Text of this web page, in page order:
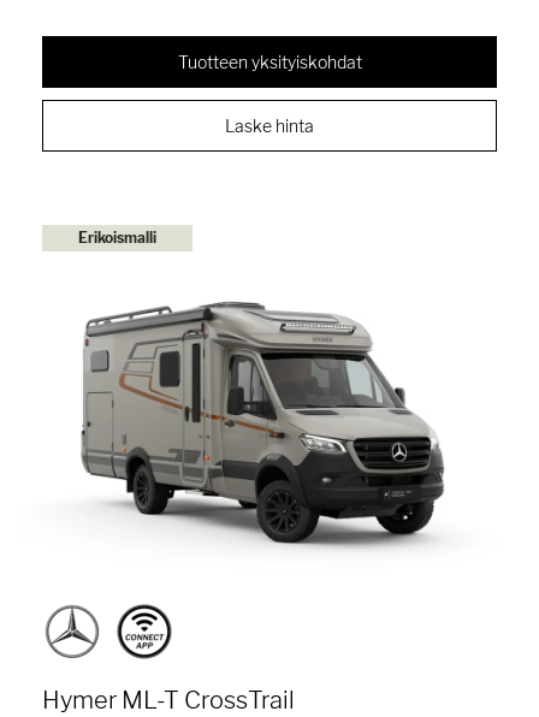
Tuotteen yksityiskohdat
Laske hinta
Erikoismalli
Hymer ML-T CrossTrail